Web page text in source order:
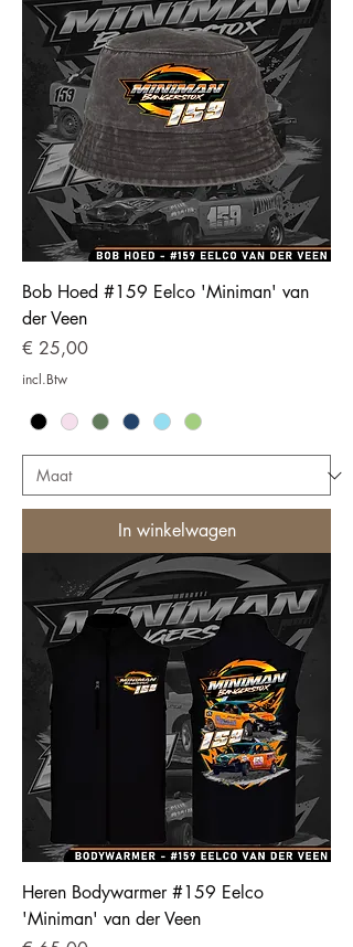
Bob Hoed #159 Eelco 'Miniman' van
der Veen
Prijs
€ 25,00
incl.Btw
In winkelwagen
Heren Bodywarmer #159 Eelco
'Miniman' van der Veen